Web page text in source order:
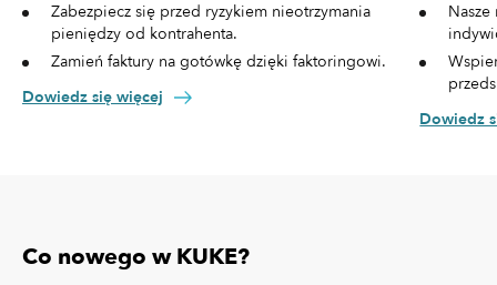
Zabezpiecz się przed ryzykiem nieotrzymania
pieniędzy od kontrahenta.
Zamień faktury na gotówkę dzięki faktoringowi.
Dowiedz się więcej
Dowiedz
Co nowego w KUKE?